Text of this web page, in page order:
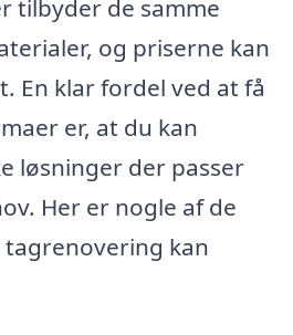
tilbyder de samme
og priserne kan
En klar fordel ved at få
er, at du kan
løsninger der passer
Her er nogle af de
tagrenovering kan